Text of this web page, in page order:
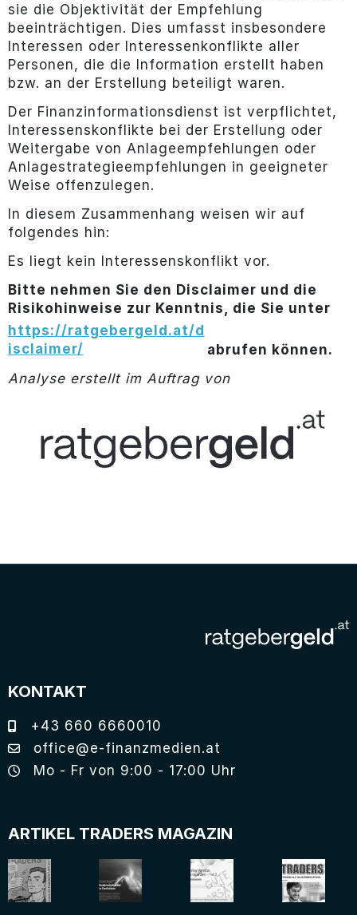
sie die Objektivität der Empfehlung
beeinträchtigen. Dies umfasst insbesondere
Interessen oder Interessenkonflikte aller
Personen, die die Information erstellt haben
bzw. an der Erstellung beteiligt waren.
Der Finanzinformationsdienst ist verpflichtet,
Interessenskonflikte bei der Erstellung oder
Weitergabe von Anlageempfehlungen oder
Anlagestrategieempfehlungen in geeigneter
Weise offenzulegen.
In diesem Zusammenhang weisen wir auf
folgendes hin:
Es liegt kein Interessenskonflikt vor.
Bitte nehmen Sie den Disclaimer und die
Risikohinweise zur Kenntnis, die Sie unter
https://ratgebergeld.at/d
isclaimer/
abrufen können.
Analyse erstellt im Auftrag von
KONTAKT
+43 660 6660010
office@e-finanzmedien.at
Mo - Fr von 9:00 - 17:00 Uhr
ARTIKEL TRADERS MAGAZIN